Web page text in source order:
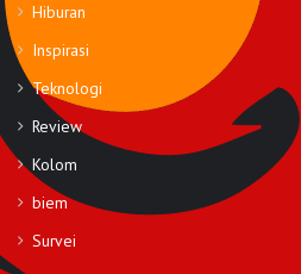
Hiburan
Inspirasi
Teknologi
Review
Kolom
biem
Survei